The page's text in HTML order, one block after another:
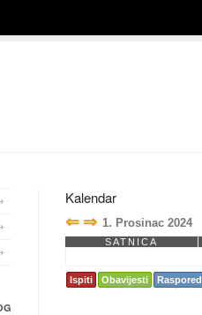
Kalendar
⇐ ⇒ 1. Prosinac 2024
SATNICA
Ispiti Obavijesti Raspored